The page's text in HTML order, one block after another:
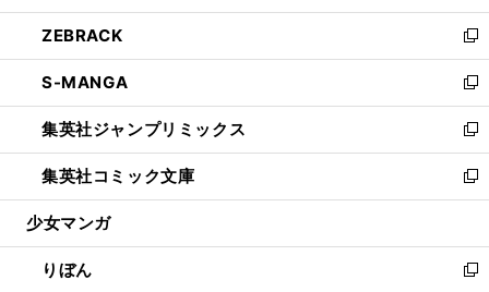
開
く
ウ
で
開
く
ン
ド
ウ
で
開
く
ウ
ィ
ン
ド
ウ
で
開
く
し
い
ウ
ィ
ン
ド
ウ
で
開
ZEBRACK
新
し
い
ウ
ィ
ン
ド
ウ
開
く
S-MANGA
新
し
い
ウ
ィ
ン
ウ
で
集英社ジャンプリミックス
新
し
い
ウ
ン
ド
集英社コミック文庫
新
し
ウ
ィ
少女マンガ
りぼん
新